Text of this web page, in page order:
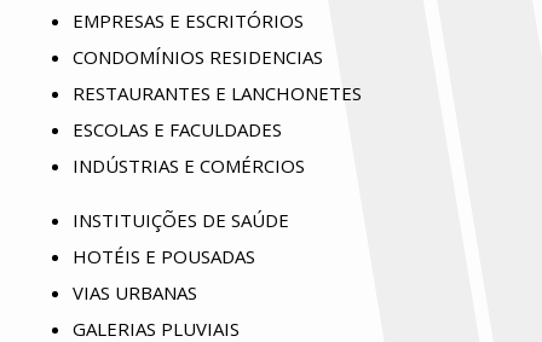
EMPRESAS E ESCRITÓRIOS
CONDOMÍNIOS RESIDENCIAS
RESTAURANTES E LANCHONETES
ESCOLAS E FACULDADES
INDÚSTRIAS E COMÉRCIOS
INSTITUIÇÕES DE SAÚDE
HOTÉIS E POUSADAS
VIAS URBANAS
GALERIAS PLUVIAIS